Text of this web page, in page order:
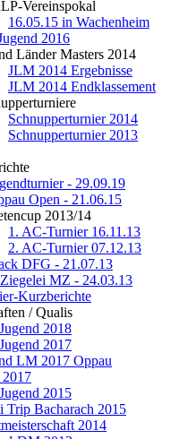
Vereinspokal
16.05.15 in Wachenheim
2016
Länder Masters 2014
JLM 2014 Ergebnisse
JLM 2014 Endklassement
Schnupperturnier 2014
Schnupperturnier 2013
- 29.09.19
Open - 21.06.15
2013/14
1. AC-Turnier 16.11.13
2. AC-Turnier 07.12.13
DFG - 21.07.13
MZ - 24.03.13
Kurzberichte
/ Qualis
2018
2017
LM 2017 Oppau
2015
Trip Bacharach 2015
2014